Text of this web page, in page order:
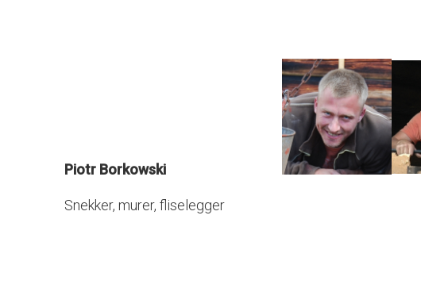
Piotr Borkowski
Snekker, murer, fliselegger